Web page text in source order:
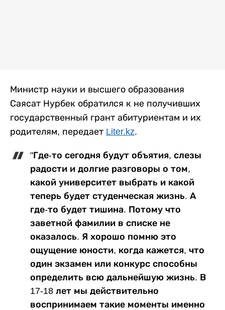
Министр науки и высшего образования
Саясат Нурбек обратился к не получивших
государственный грант абитуриентам и их
родителям, передает Liter.kz.
"Где-то сегодня будут объятия, слезы
радости и долгие разговоры о том,
какой университет выбрать и какой
теперь будет студенческая жизнь. А
где-то будет тишина. Потому что
заветной фамилии в списке не
оказалось. Я хорошо помню это
ощущение юности, когда кажется, что
один экзамен или конкурс способны
определить всю дальнейшую жизнь. В
17-18 лет мы действительно
воспринимаем такие моменты именно